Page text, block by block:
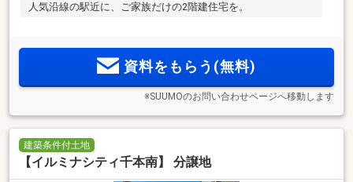
人気沿線の駅近に、ご家族だけの2階建住宅を。
資料をもらう(無料)
※SUUMOのお問い合わせページへ移動します
建築条件付土地
【イルミナシティ千本南】 分譲地